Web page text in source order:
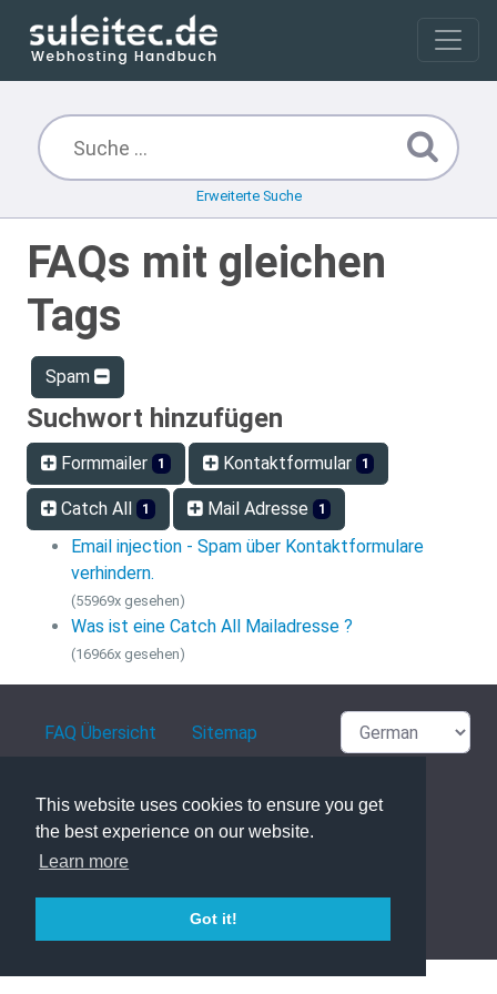
This website uses cookies to ensure you get
the best experience on our website.
Learn more
Got it!
Erweiterte Suche
FAQs mit gleichen
Tags
Spam
Suchwort hinzufügen
Formmailer 1 Kontaktformular 1
Catch All 1 Mail Adresse 1
Email injection - Spam über Kontaktformulare
verhindern.
(55969x gesehen)
Was ist eine Catch All Mailadresse ?
(16966x gesehen)
FAQ Übersicht Sitemap
Datenschutzerklärung
powered with ❤️ and ☕️ by